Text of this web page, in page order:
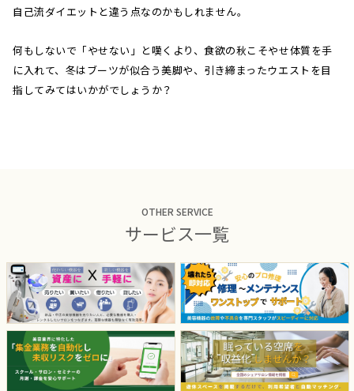
自己流ダイエットと違う点なのかもしれません。
何もしないで「やせない」と嘆くより、食欲の秋こそやせ体質を手
に入れて、冬はブーツが似合う美脚や、引き締まったウエストを目
指してみてはいかがでしょうか？
OTHER SERVICE
サービス一覧